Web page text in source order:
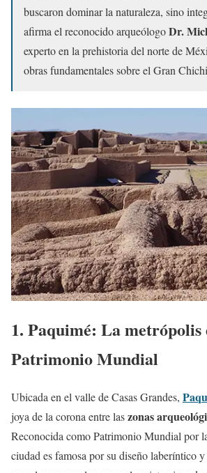
buscaron dominar la naturaleza, sino
afirma el reconocido arqueólogoDr.
experto en la prehistoria del norte de
obras fundamentales sobre el Gran
1. Paquimé: La metrópolis
Patrimonio Mundial
Ubicada en el valle de Casas Grandes,
joya de la corona entre laszonas
Reconocida como Patrimonio Mundial por
ciudad es famosa por su diseño laberíntico